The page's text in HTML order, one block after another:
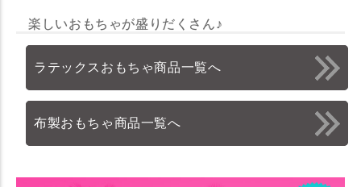
楽しいおもちゃが盛りだくさん♪
ラテックスおもちゃ商品一覧へ
布製おもちゃ商品一覧へ